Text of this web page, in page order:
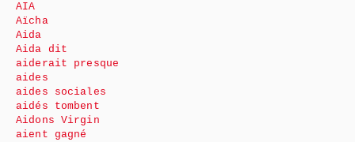
AIA
Aïcha
Aida
Aida dit
aiderait presque
aides
aides sociales
aidés tombent
Aidons Virgin
aient gagné